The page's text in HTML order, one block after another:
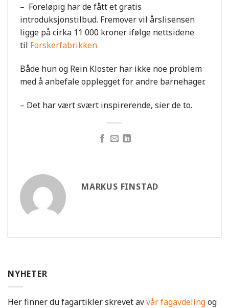
– Foreløpig har de fått et gratis
introduksjonstilbud. Fremover vil årslisensen
ligge på cirka 11 000 kroner ifølge nettsidene
til Forskerfabrikken.
Både hun og Rein Kloster har ikke noe problem
med å anbefale opplegget for andre barnehager.
– Det har vært svært inspirerende, sier de to.
MARKUS FINSTAD
NYHETER
Her finner du fagartikler skrevet avvår fagavdelingog